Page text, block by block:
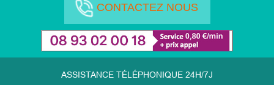
CONTACTEZ NOUS
ASSISTANCE TÉLÉPHONIQUE 24H/7J